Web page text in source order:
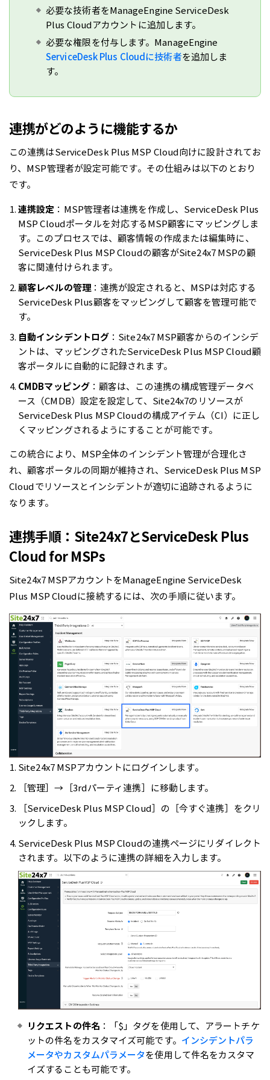
必要な技術者をManageEngine ServiceDesk
Plus Cloudアカウントに追加します。
必要な権限を付与します。ManageEngine
ServiceDesk Plus Cloudに技術者を追加しま
す。
連携がどのように機能するか
この連携はServiceDesk Plus MSP Cloud向けに設計されてお
り、MSP管理者が設定可能です。その仕組みは以下のとおり
です。
連携設定 ：MSP管理者は連携を作成し、ServiceDesk Plus
MSP Cloudポータルを対応するMSP顧客にマッピングしま
す。このプロセスでは、顧客情報の作成または編集時に、
ServiceDesk Plus MSP Cloudの顧客がSite24x7 MSPの顧
客に関連付けられます。
顧客レベルの管理：連携が設定されると、MSPは対応する
ServiceDesk Plus顧客をマッピングして顧客を管理可能で
す。
自動インシデントログ ：Site24x7 MSP顧客からのインシデ
ントは、マッピングされたServiceDesk Plus MSP Cloud顧
客ポータルに自動的に記録されます。
CMDBマッピング：顧客は、この連携の構成管理データベ
ース（CMDB）設定を設定して、Site24x7のリソースが
ServiceDesk Plus MSP Cloudの構成アイテム（CI）に正し
くマッピングされるようにすることが可能です。
この統合により、MSP全体のインシデント管理が合理化さ
れ、顧客ポータルの同期が維持され、ServiceDesk Plus MSP
Cloudでリソースとインシデントが適切に追跡されるように
なります。
連携手順：Site24x7とServiceDesk Plus
Cloud for MSPs
Site24x7 MSPアカウントをManageEngine ServiceDesk
Plus MSP Cloudに接続するには、次の手順に従います。
Site24x7 MSPアカウントにログインします。
［管理］→［3rdパーティ連携］に移動します。
［ServiceDesk Plus MSP Cloud］の［今すぐ連携］をクリ
ックします。
ServiceDesk Plus MSP Cloudの連携ページにリダイレクト
されます。以下のように連携の詳細を入力します。
リクエストの件名 ：「$」タグを使用して、アラートチケ
ットの件名をカスタマイズ可能です。 インシデントパラ
メータやカスタムパラメータを使用して件名をカスタマ
イズすることも可能です。